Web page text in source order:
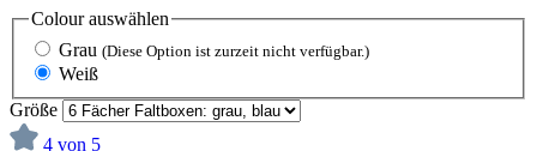
Colourauswählen
Grau (Diese Option ist zurzeit nicht verfügbar.)
Weiß
Größe
4 von 5